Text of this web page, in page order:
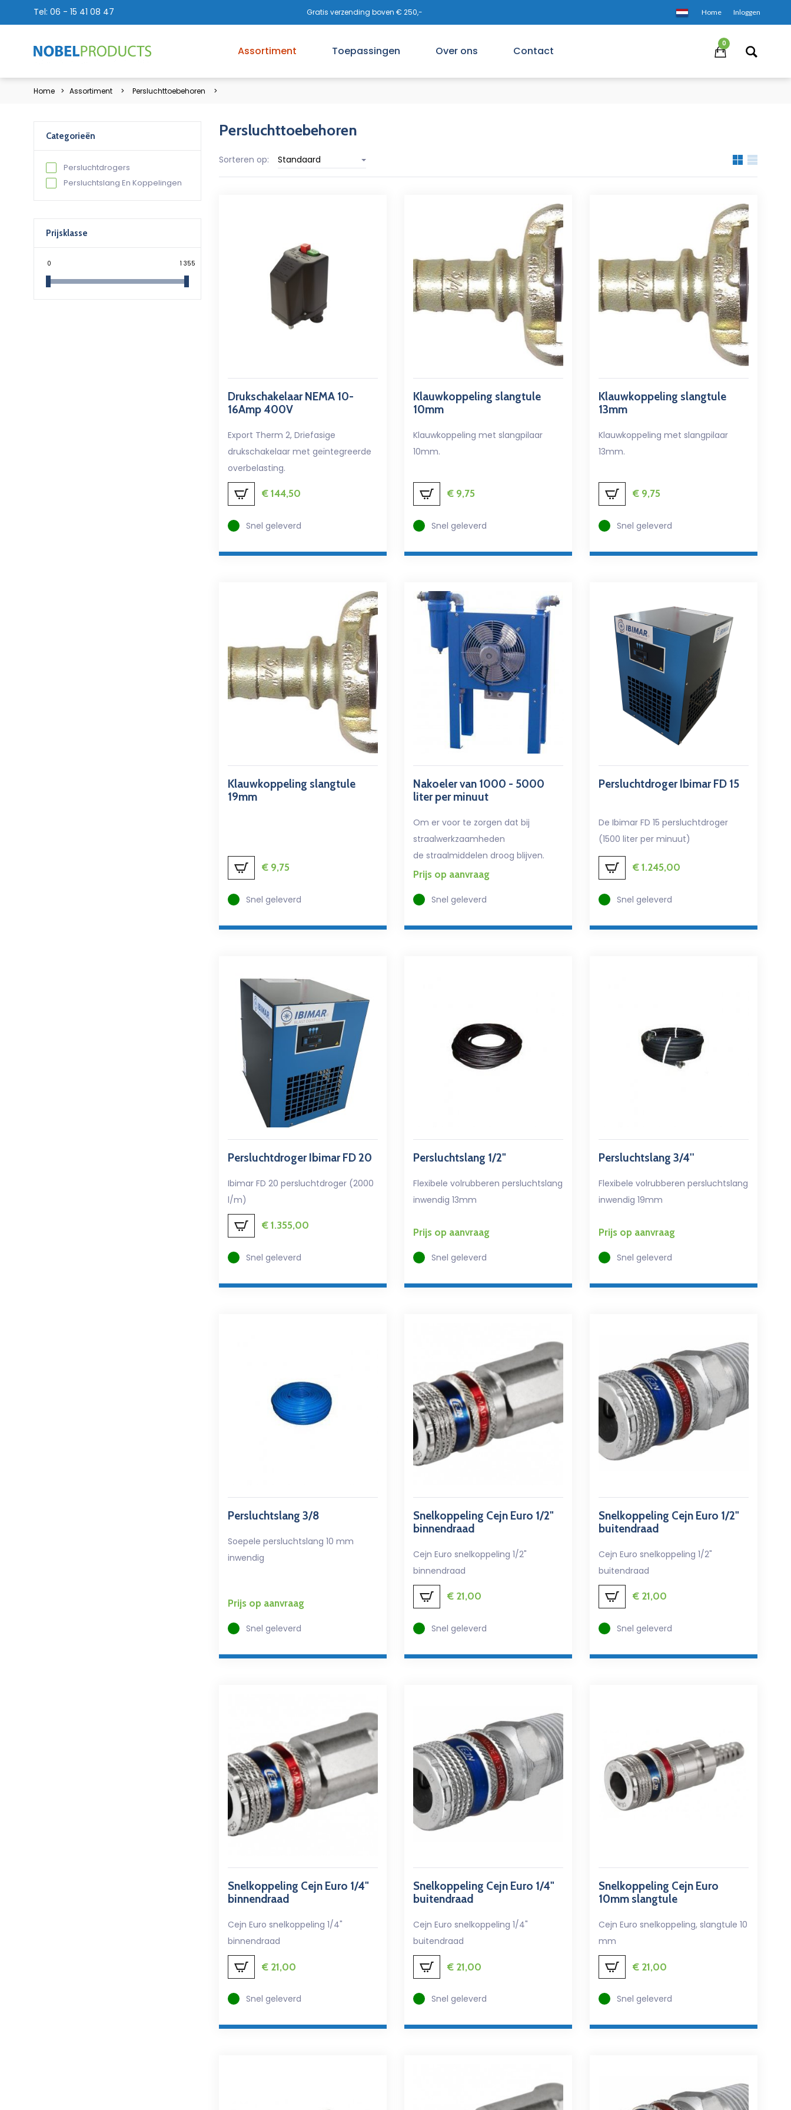
Tel: 06 - 15 41 08 47 Gratis verzending boven € 250,- Home Inloggen
Assortiment Toepassingen Over ons Contact
0
Home Assortiment Persluchttoebehoren
Categorieën
Persluchtdrogers
Persluchtslang En Koppelingen
Prijsklasse
0 1 355
Persluchttoebehoren
Sorteren op: Standaard
Drukschakelaar NEMA 10-
16Amp 400V
Export Therm 2, Driefasige
drukschakelaar met geïntegreerde
overbelasting.
€ 144,50
Snel geleverd
Klauwkoppeling slangtule
10mm
Klauwkoppeling met slangpilaar
10mm.
€ 9,75
Snel geleverd
Klauwkoppeling slangtule
13mm
Klauwkoppeling met slangpilaar
13mm.
€ 9,75
Snel geleverd
Klauwkoppeling slangtule
19mm
€ 9,75
Snel geleverd
Nakoeler van 1000 - 5000
liter per minuut
Om er voor te zorgen dat bij
straalwerkzaamheden
de straalmiddelen droog blijven.
Prijs op aanvraag
Snel geleverd
Persluchtdroger Ibimar FD 15
De Ibimar FD 15 persluchtdroger
(1500 liter per minuut)
€ 1.245,00
Snel geleverd
Persluchtdroger Ibimar FD 20
Ibimar FD 20 persluchtdroger (2000
l/m)
€ 1.355,00
Snel geleverd
Persluchtslang 1/2"
Flexibele volrubberen persluchtslang
inwendig 13mm
Prijs op aanvraag
Snel geleverd
Persluchtslang 3/4''
Flexibele volrubberen persluchtslang
inwendig 19mm
Prijs op aanvraag
Snel geleverd
Persluchtslang 3/8
Soepele persluchtslang 10 mm
inwendig
Prijs op aanvraag
Snel geleverd
Snelkoppeling Cejn Euro 1/2"
binnendraad
Cejn Euro snelkoppeling 1/2"
binnendraad
€ 21,00
Snel geleverd
Snelkoppeling Cejn Euro 1/2"
buitendraad
Cejn Euro snelkoppeling 1/2"
buitendraad
€ 21,00
Snel geleverd
Snelkoppeling Cejn Euro 1/4"
binnendraad
Cejn Euro snelkoppeling 1/4"
binnendraad
€ 21,00
Snel geleverd
Snelkoppeling Cejn Euro 1/4"
buitendraad
Cejn Euro snelkoppeling 1/4"
buitendraad
€ 21,00
Snel geleverd
Snelkoppeling Cejn Euro
10mm slangtule
Cejn Euro snelkoppeling, slangtule 10
mm
€ 21,00
Snel geleverd